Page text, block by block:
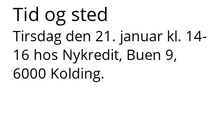
Tid og sted
Tirsdag den 21. januar kl. 14-
16 hos Nykredit, Buen 9,
6000 Kolding.